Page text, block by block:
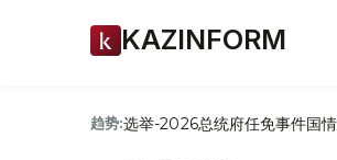
KAZINFORM
趋势:选举-2026总统府任免事件国